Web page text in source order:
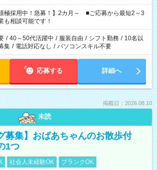
を持って夕飯の準備がしたい」 「できれば残業はし
ど、ご希望を教えてくださいね。 ※Wワーク希望
覧のお仕事で希望する勤務時間と、もう1つのお仕事
。 合計で週40時間を超える場合は応募できません。
積極採用中！急募！】2カ月～ ■ご応募から最短2～3
も相談可能です！
/ 40～50代活躍中 / 服装自由 / シフト勤務 / 10名以
集 / 電話対応なし / パソコンスキル不要
応募する 詳細へ
掲載日：2026.08.10
未読
募集】おばあちゃんのお散歩付
1つ
社会人未経験OK
ブランクOK